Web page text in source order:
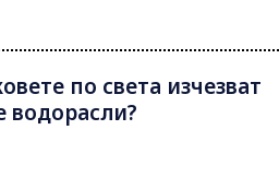
по света изчезват
водорасли?